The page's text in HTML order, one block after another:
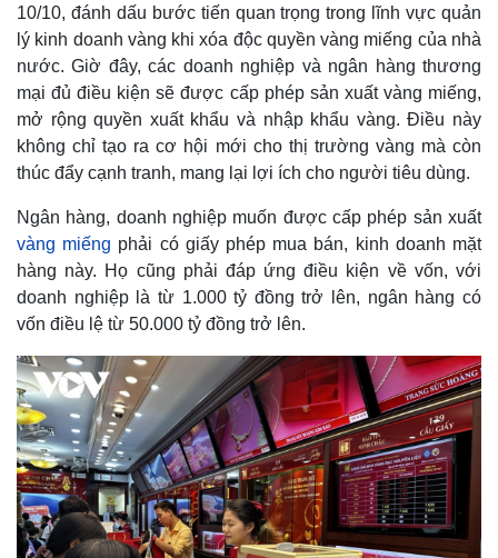
Thế giới
Quan sát
Cuộc sống đó đây
Hồ sơ
Multimedia
Video
Ảnh
E-Magazine
Infographic
10/10, đánh dấu bước tiến quan trọng trong lĩnh vực quản
lý kinh doanh vàng khi xóa độc quyền vàng miếng của nhà
nước. Giờ đây, các doanh nghiệp và ngân hàng thương
mại đủ điều kiện sẽ được cấp phép sản xuất vàng miếng,
mở rộng quyền xuất khẩu và nhập khẩu vàng. Điều này
không chỉ tạo ra cơ hội mới cho thị trường vàng mà còn
thúc đẩy cạnh tranh, mang lại lợi ích cho người tiêu dùng.
Ngân hàng, doanh nghiệp muốn được cấp phép sản xuất
vàng miếng phải có giấy phép mua bán, kinh doanh mặt
hàng này. Họ cũng phải đáp ứng điều kiện về vốn, với
doanh nghiệp là từ 1.000 tỷ đồng trở lên, ngân hàng có
vốn điều lệ từ 50.000 tỷ đồng trở lên.